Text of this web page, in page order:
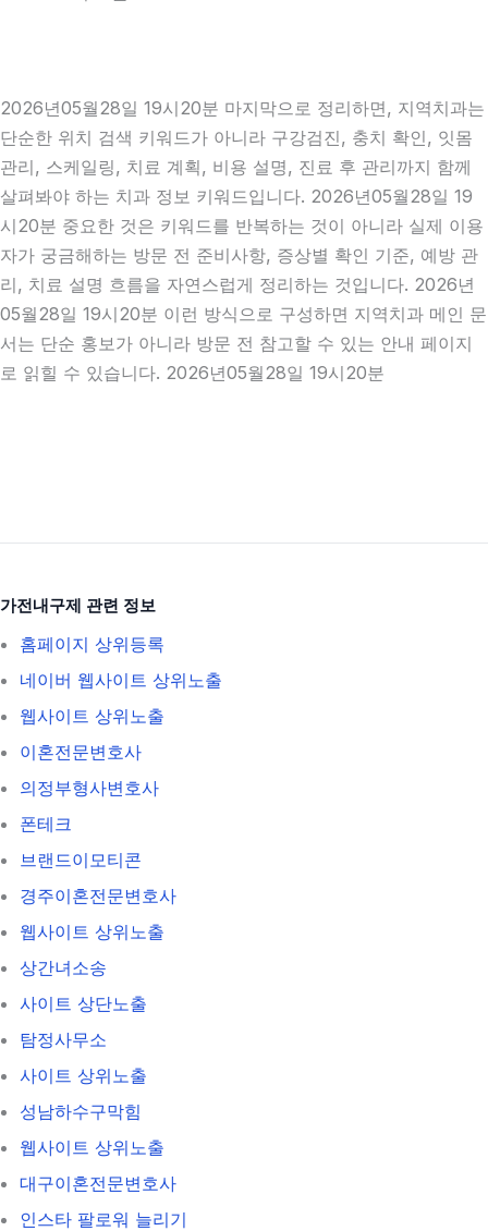
2026년05월28일 19시20분 마지막으로 정리하면, 지역치과는
단순한 위치 검색 키워드가 아니라 구강검진, 충치 확인, 잇몸
관리, 스케일링, 치료 계획, 비용 설명, 진료 후 관리까지 함께
살펴봐야 하는 치과 정보 키워드입니다. 2026년05월28일 19
시20분 중요한 것은 키워드를 반복하는 것이 아니라 실제 이용
자가 궁금해하는 방문 전 준비사항, 증상별 확인 기준, 예방 관
리, 치료 설명 흐름을 자연스럽게 정리하는 것입니다. 2026년
05월28일 19시20분 이런 방식으로 구성하면 지역치과 메인 문
서는 단순 홍보가 아니라 방문 전 참고할 수 있는 안내 페이지
로 읽힐 수 있습니다. 2026년05월28일 19시20분
가전내구제 관련 정보
홈페이지 상위등록
네이버 웹사이트 상위노출
웹사이트 상위노출
이혼전문변호사
의정부형사변호사
폰테크
브랜드이모티콘
경주이혼전문변호사
웹사이트 상위노출
상간녀소송
사이트 상단노출
탐정사무소
사이트 상위노출
성남하수구막힘
웹사이트 상위노출
대구이혼전문변호사
인스타 팔로워 늘리기